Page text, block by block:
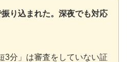
振り込まれた。深夜でも対応
3分」は審査をしていない証